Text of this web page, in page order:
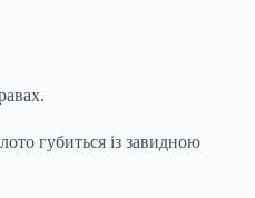
губиться із завидною